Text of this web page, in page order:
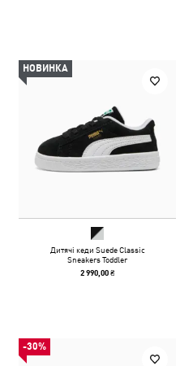
НОВИНКА
Дитячі кеди Suede Classic
Sneakers Toddler
2 990,00 ₴
-30%